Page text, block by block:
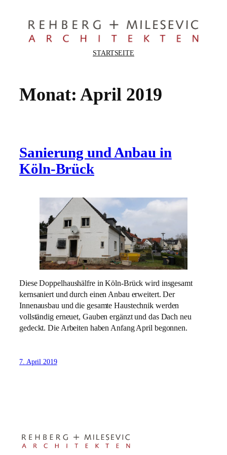
springen
STARTSEITE
Monat:April 2019
Sanierung und Anbau in
Köln-Brück
Diese Doppelhaushälfre in Köln-Brück wird insgesamt
kernsaniert und durch einen Anbau erweitert. Der
Innenausbau und die gesamte Haustechnik werden
vollständig erneuet, Gauben ergänzt und das Dach neu
gedeckt. Die Arbeiten haben Anfang April begonnen.
7. April 2019